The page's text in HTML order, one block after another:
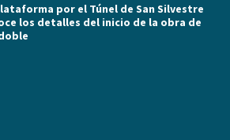
por el Túnel de San Silvestre
los detalles del inicio de la obra de